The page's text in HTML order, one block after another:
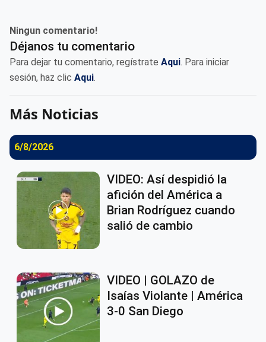
Ningun comentario!
Déjanos tu comentario
Para dejar tu comentario, regístrate Aqui. Para iniciar
sesión, haz clic Aqui.
Más Noticias
6/8/2026
VIDEO: Así despidió la
afición del América a
Brian Rodríguez cuando
salió de cambio
VIDEO | GOLAZO de
Isaías Violante | América
3-0 San Diego